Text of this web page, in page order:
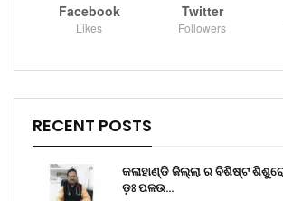
Facebook
Likes
Twitter
Followers
RECENT POSTS
କଳାହାଣ୍ଡି ଜିଲ୍ଲା ର ବିଶିଷ୍ଟ
ଡ଼ଃ ପଳଉ…